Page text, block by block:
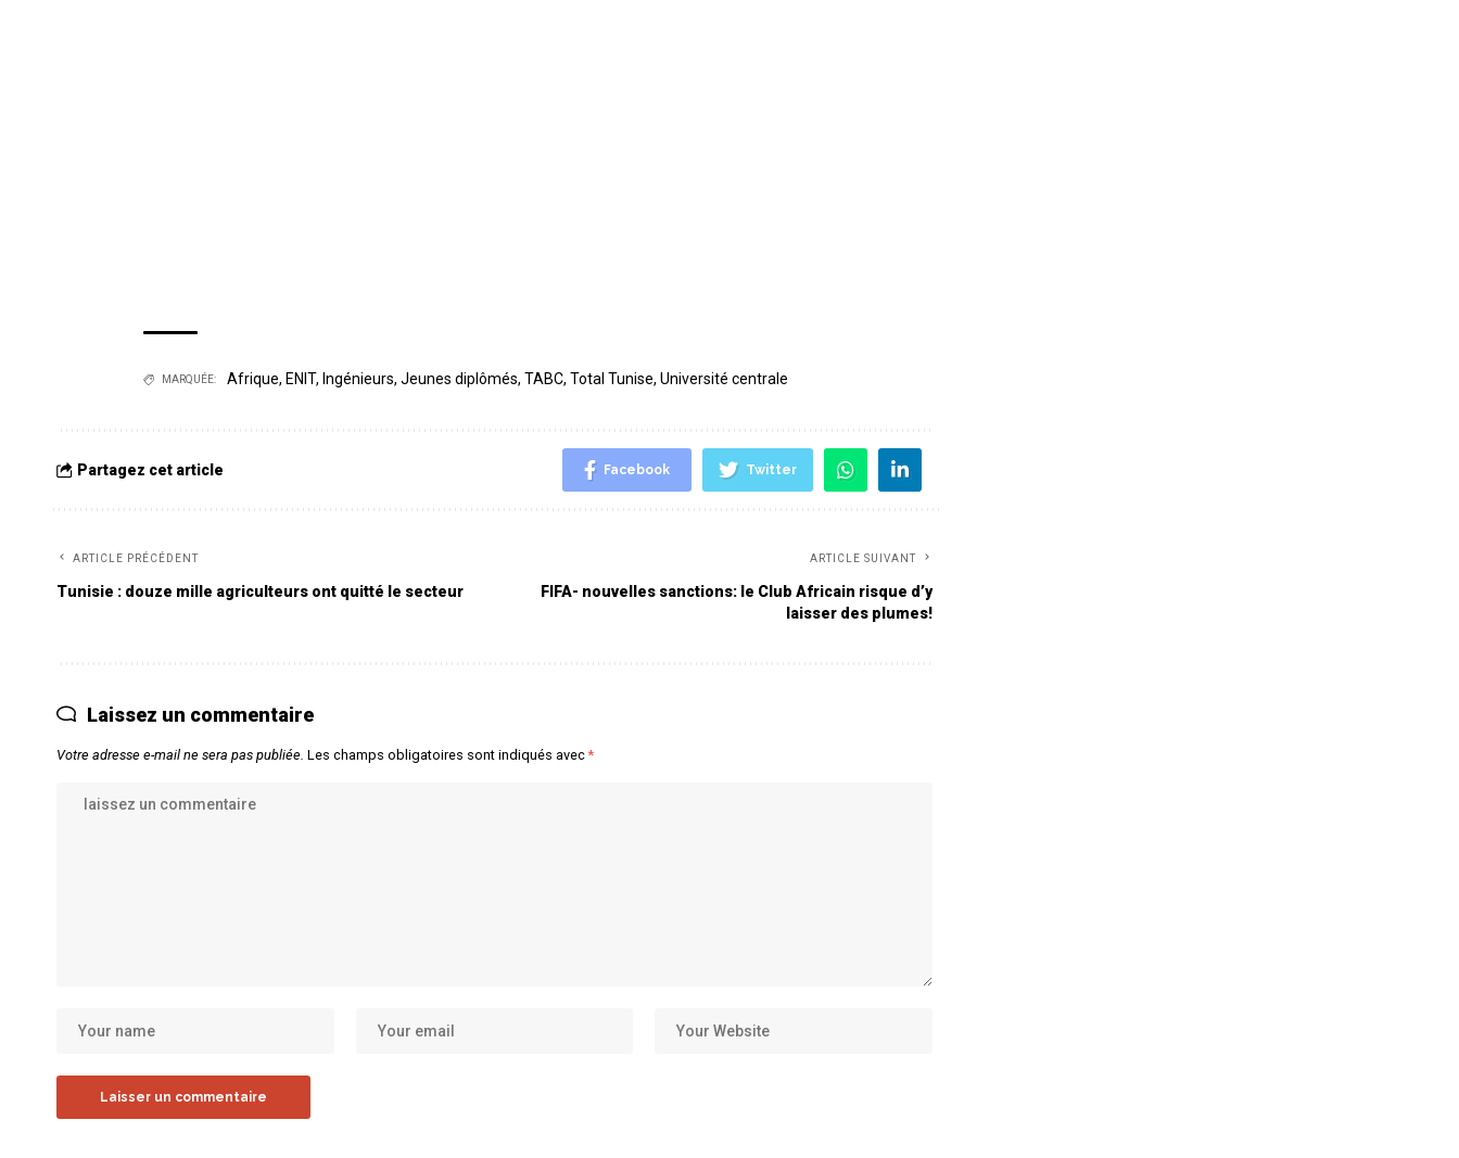
MARQUÉE: Afrique, ENIT, Ingénieurs, Jeunes diplômés, TABC, Total Tunise, Université centrale
Partagez cet article Facebook Twitter
ARTICLE PRÉCÉDENT
Tunisie : douze mille agriculteurs ont quitté le secteur
ARTICLE SUIVANT
FIFA- nouvelles sanctions: le Club Africain risque d’y
laisser des plumes!
Laissez un commentaire
Votre adresse e-mail ne sera pas publiée. Les champs obligatoires sont indiqués avec*